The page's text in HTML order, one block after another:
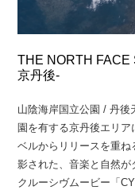
THE NORTH FACE
京丹後-
山陰海岸国立公園 / 丹後
園を有する京丹後エリ
ベルからリリースを重
影された、音楽と自然
クルーシヴムービー「